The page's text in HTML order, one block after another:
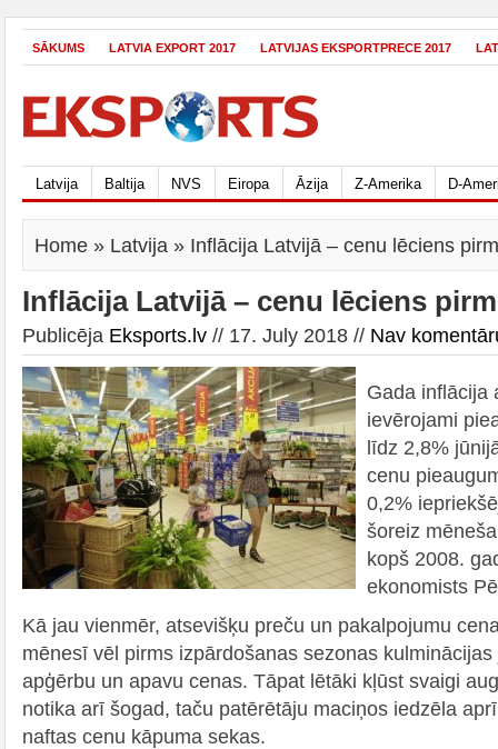
SĀKUMS LATVIA EXPORT 2017 LATVIJAS EKSPORTPRECE 2017
Latvija Baltija NVS Eiropa Āzija Z-Amerika D-
Home » Latvija » Inflācija Latvijā – cenu lēciens
Inflācija Latvijā – cenu lēciens
Publicēja Eksports.lv // 17. July 2018 // Nav
Gada inflācija
ievērojami
līdz 2,8%
cenu
0,2%
šoreiz
kopš 2008.
ekonomists
Kā jau vienmēr, atsevišķu preču un pakalpojumu
mēnesī vēl pirms izpārdošanas sezonas kulminācijas
apģērbu un apavu cenas. Tāpat lētāki kļūst svaigi
notika arī šogad, taču patērētāju maciņos iedzēla
naftas cenu kāpuma sekas.